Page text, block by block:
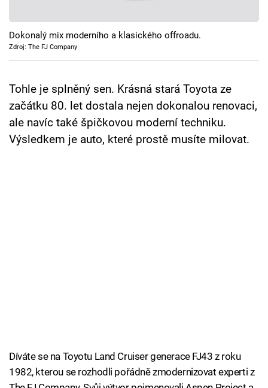
Pořady
Sledujte prima+
Přihlášení
Dokonalý mix moderního a klasického offroadu.
Zdroj: The FJ Company
Tohle je splněný sen. Krásná stará Toyota ze
začátku 80. let dostala nejen dokonalou renovaci,
ale navíc také špičkovou moderní techniku.
Výsledkem je auto, které prostě musíte milovat.
Díváte se na Toyotu Land Cruiser generace FJ43 z roku
1982, kterou se rozhodli pořádně zmodernizovat experti z